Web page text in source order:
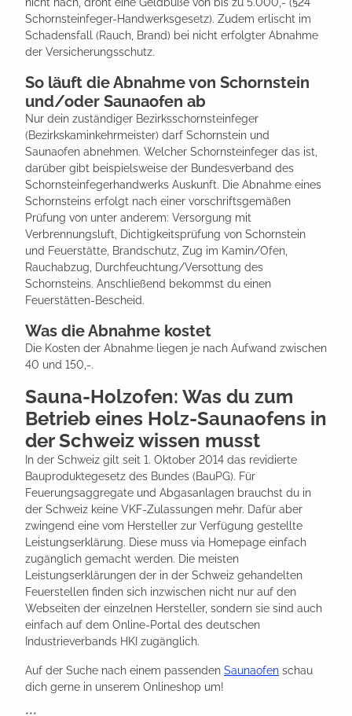
Schornsteinfeger-Handwerksgesetz). Zudem erlischt im
Schadensfall (Rauch, Brand) bei nicht erfolgter Abnahme
der Versicherungsschutz.
So läuft die Abnahme von Schornstein
und/oder Saunaofen ab
Nur dein zuständiger Bezirksschornsteinfeger
(Bezirkskaminkehrmeister) darf Schornstein und
Saunaofen abnehmen. Welcher Schornsteinfeger das ist,
darüber gibt beispielsweise der Bundesverband des
Schornsteinfegerhandwerks Auskunft. Die Abnahme eines
Schornsteins erfolgt nach einer vorschriftsgemäßen
Prüfung von unter anderem: Versorgung mit
Verbrennungsluft, Dichtigkeitsprüfung von Schornstein
und Feuerstätte, Brandschutz, Zug im Kamin/Ofen,
Rauchabzug, Durchfeuchtung/Versottung des
Schornsteins. Anschließend bekommst du einen
Feuerstätten-Bescheid.
Was die Abnahme kostet
Die Kosten der Abnahme liegen je nach Aufwand zwischen
40 und 150,-.
Sauna-Holzofen: Was du zum
Betrieb eines Holz-Saunaofens in
der Schweiz wissen musst
In der Schweiz gilt seit 1. Oktober 2014 das revidierte
Bauproduktegesetz des Bundes (BauPG). Für
Feuerungsaggregate und Abgasanlagen brauchst du in
der Schweiz keine VKF-Zulassungen mehr. Dafür aber
zwingend eine vom Hersteller zur Verfügung gestellte
Leistungserklärung. Diese muss via Homepage einfach
zugänglich gemacht werden. Die meisten
Leistungserklärungen der in der Schweiz gehandelten
Feuerstellen finden sich inzwischen nicht nur auf den
Webseiten der einzelnen Hersteller, sondern sie sind auch
einfach auf dem Online-Portal des deutschen
Industrieverbands HKI zugänglich.
Auf der Suche nach einem passenden Saunaofen schau
dich gerne in unserem Onlineshop um!